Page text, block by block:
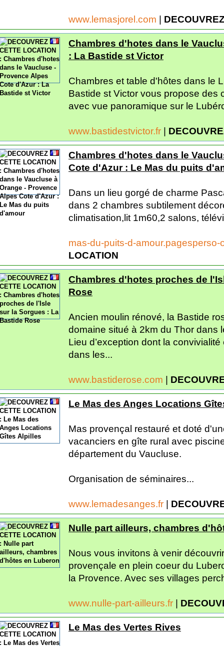
www.lemasjorel.com |
Chambres d'hotes dans le
: La Bastide st Victor
Chambres et table d'hôtes dans le
Bastide st Victor vous propose des
avec vue panoramique sur le
www.bastidestvictor.fr |
Chambres d'hotes dans le
Cote d'Azur : Le Mas du puits
Dans un lieu gorgé de charme
dans 2 chambres subtilement
climatisation,lit 1m60,2 salons,
mas-du-puits-d-
LOCATION
Chambres d'hotes proches de
Rose
Ancien moulin rénové, la Bastide
domaine situé à 2km du Thor dans
Lieu d’exception dont la
dans les...
www.bastiderose.com |
Le Mas des Anges Locations
Mas provençal restauré et doté
vacanciers en gîte rural avec
département du Vaucluse.
Organisation de séminaires...
www.lemadesanges.fr |
Nulle part ailleurs, chambres
Nous vous invitons à venir
provençale en plein coeur du
la Provence. Avec ses villages
www.nulle-part-ailleurs.fr |
Le Mas des Vertes Rives